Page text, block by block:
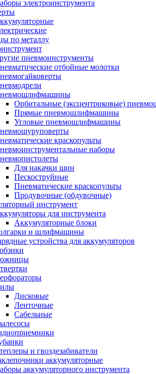
электроинструмента
по металлу
пневмоинструменты
отбойные молотки
Орбитальные (эксцентриковые)
Прямые пневмошлифмашины
Угловые пневмошлифмашины
краскопульты
наборы
Для накачки шин
Пескоструйные
Пневматические краскопульты
Продувочные (обдувочные)
инструмент
для инструмента
Аккумуляторные блоки
и шлифмашины
устройства для аккумуляторов
Дисковые
Ленточные
Сабельные
и гвоздезабиватели
аккумуляторные
аккумуляторного инструмента